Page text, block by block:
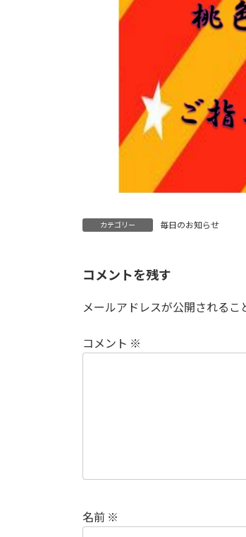
カテゴリー 毎日のお知らせ
コメントを残す
メールアドレスが公開されるこ
コメント ※
名前 ※